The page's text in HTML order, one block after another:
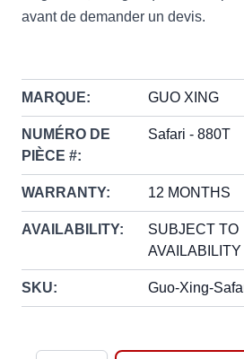
avant de demander un devis.
MARQUE: GUO XING
NUMÉRO DE
PIÈCE #:
Safari - 880T
WARRANTY: 12 MONTHS
AVAILABILITY:
SUBJECT TO
AVAILABILITY
SKU: Guo-Xing-